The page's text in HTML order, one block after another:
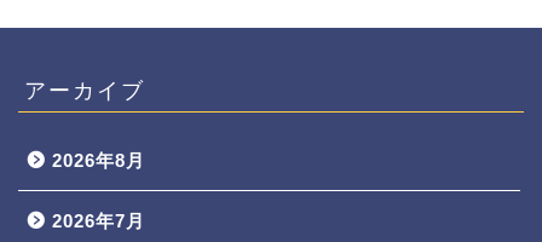
アーカイブ
2026年8月
2026年7月